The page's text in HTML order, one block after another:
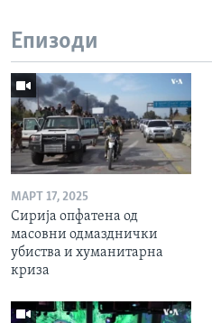
Епизоди
МАРТ 17, 2025
Сирија опфатена од
масовни одмазднички
убиства и хуманитарна
криза